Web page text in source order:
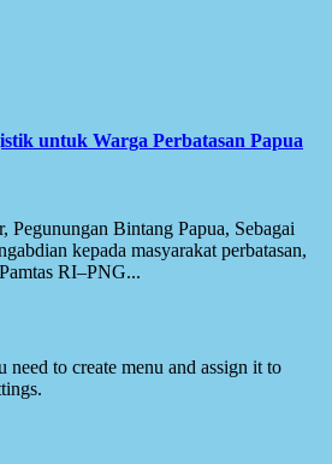
untuk Warga Perbatasan Papua
Pegunungan Bintang Papua, Sebagai
kepada masyarakat perbatasan,
RI–PNG...
need to create menu and assign it to